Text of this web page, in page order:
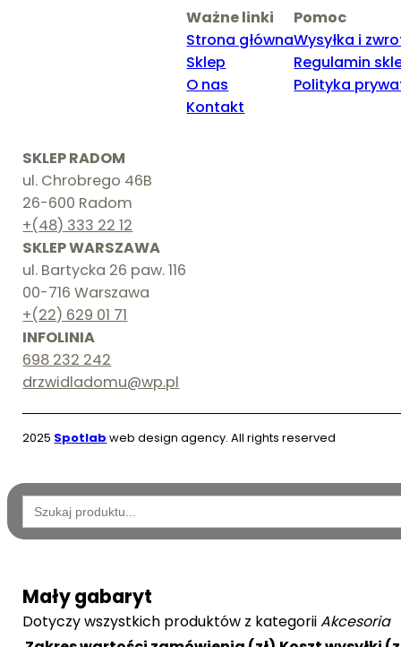
SKLEP RADOM
ul. Chrobrego 46B
26-600 Radom
+(48) 333 22 12
SKLEP WARSZAWA
ul. Bartycka 26 paw. 116
00-716 Warszawa
+(22) 629 01 71
INFOLINIA
698 232 242
drzwidladomu@wp.pl
Ważne linki
Strona główna
Sklep
O nas
Kontakt
Pomoc
Wysyłka i
Regulamin
Polityka
2025 Spotlab web design agency. All rights reserved
Wyszukaj:
Mały gabaryt
Dotyczy wszystkich produktów z kategoriiAkcesoria